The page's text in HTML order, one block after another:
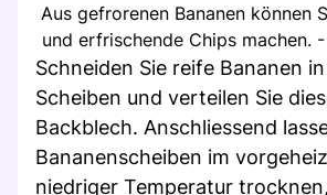
Aus gefrorenen Bananen können
und erfrischende Chips machen.
Schneiden Sie reife Bananen
Scheiben und verteilen Sie
Backblech. Anschliessend
Bananenscheiben im
niedriger Temperatur